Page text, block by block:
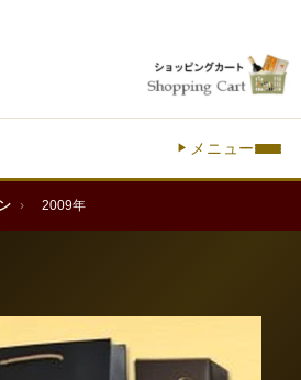
メニュー
› 2009年